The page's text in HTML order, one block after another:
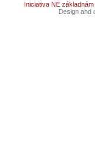
Iniciativa NE základnám
Design and